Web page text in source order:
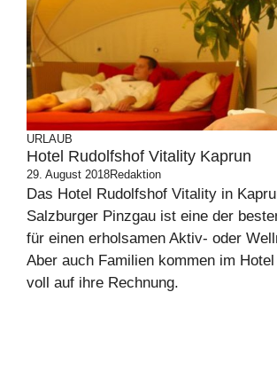
URLAUB
Hotel Rudolfshof Vitality Kaprun
29. August 2018Redaktion
Das Hotel Rudolfshof Vitality in
Salzburger Pinzgau ist eine der
für einen erholsamen Aktiv- oder
Aber auch Familien kommen im
voll auf ihre Rechnung.